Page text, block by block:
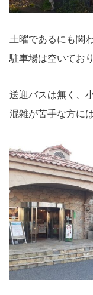
土曜であるにも関
駐車場は空いてお
送迎バスは無く、
混雑が苦手な方に